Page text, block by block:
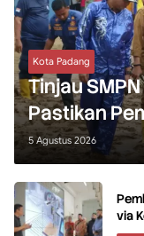
Kota Padang
Tinjau
Pastikan
Terdampak
5 Agustus 2026
via